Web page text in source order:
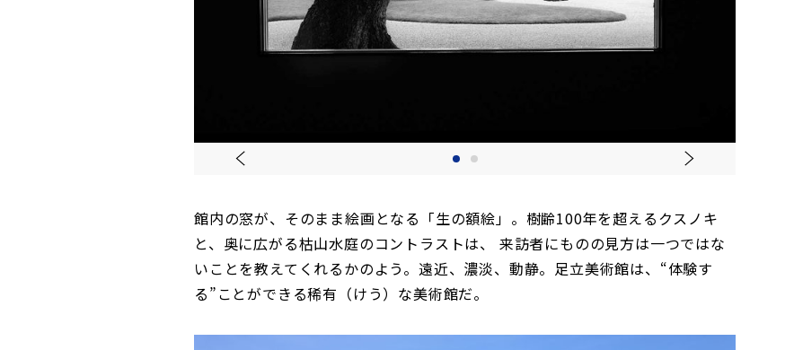
館内の窓が、そのまま絵画となる「生の額絵」。樹齢100年を超えるクスノキ
と、奥に広がる枯山水庭のコントラストは、 来訪者にものの見方は一つではな
いことを教えてくれるかのよう。遠近、濃淡、動静。足立美術館は、“体験す
る”ことができる稀有（けう）な美術館だ。